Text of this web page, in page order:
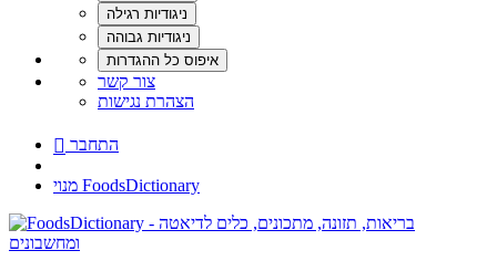
צור קשר
הצהרת נגישות
 התחבר
מנוי FoodsDictionary